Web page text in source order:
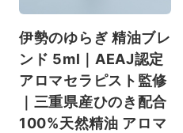
伊勢のゆらぎ 精油ブレ
ンド 5ml｜AEAJ認定
アロマセラピスト監修
｜三重県産ひのき配合
100%天然精油 アロマ